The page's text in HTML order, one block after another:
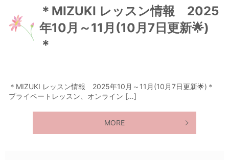
＊MIZUKI レッスン情報 2025
年10月～11月(10月7日更新🌟)
＊
＊MIZUKI レッスン情報 2025年10月～11月(10月7日更新🌟)＊
プライベートレッスン、オンライン […]
MORE